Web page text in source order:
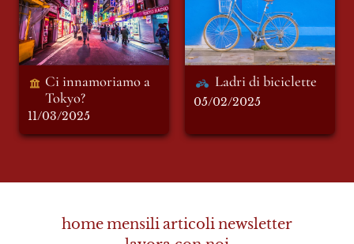
Ci innamoriamo a
Tokyo?
11/03/2025
Ladri di biciclette
05/02/2025
homemensiliarticolinewsletter